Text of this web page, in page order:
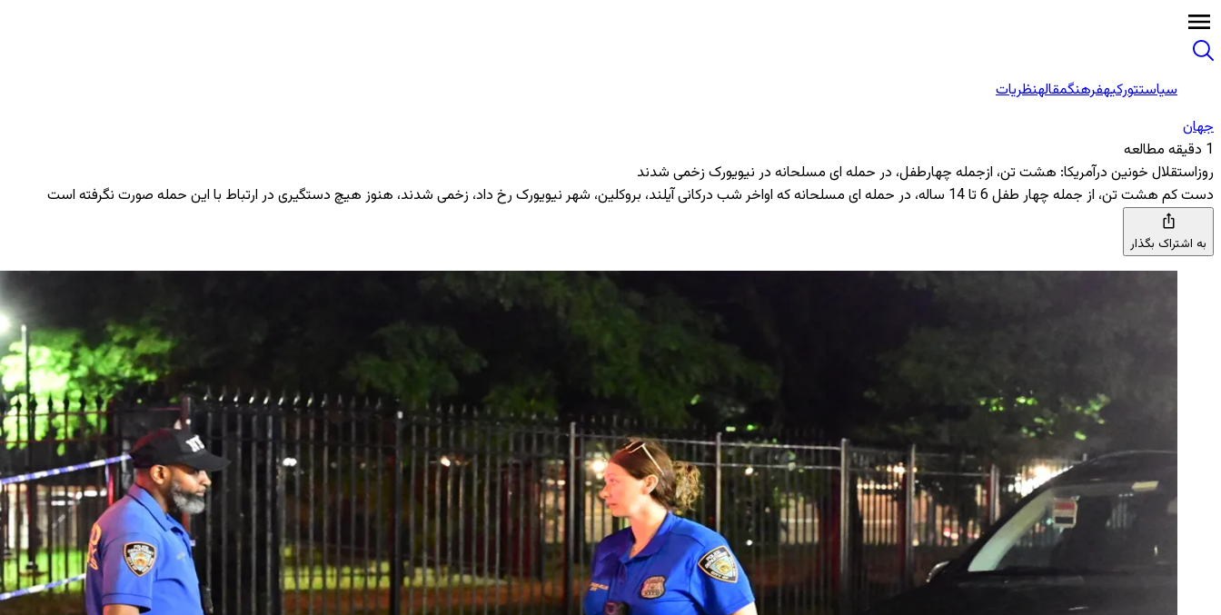
سیاستتورکیهفرهنگمقالهنظریات
جهان
1 دقیقه مطالعه
روزاستقلال خونین درآمریکا: هشت تن، ازجمله چهارطفل، در حمله ای مسلحانه در نیویورک زخمی شدند
دست کم هشت تن، از جمله چهار طفل 6 تا 14 ساله، در حمله ای مسلحانه که اواخر شب درکانی آیلند، بروکلین، شهر نیویورک رخ داد، زخمی شدند، هنوز هیچ دستگیری در ارتباط با این حمله صورت نگرفته است
به اشتراک بگذار